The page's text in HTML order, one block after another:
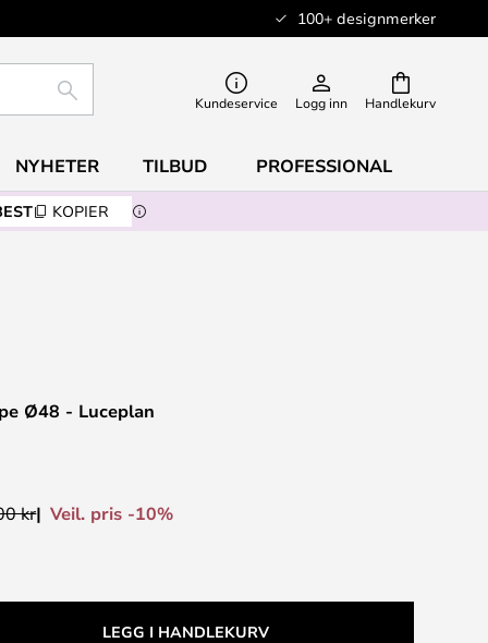
100+ designmerker
Handlekurv
SØK Kundeservice Logg inn
NYHETER TILBUD PROFESSIONAL
KOPIER
Ø48 - Luceplan
kr Veil. pris -10%
LEGG I HANDLEKURV